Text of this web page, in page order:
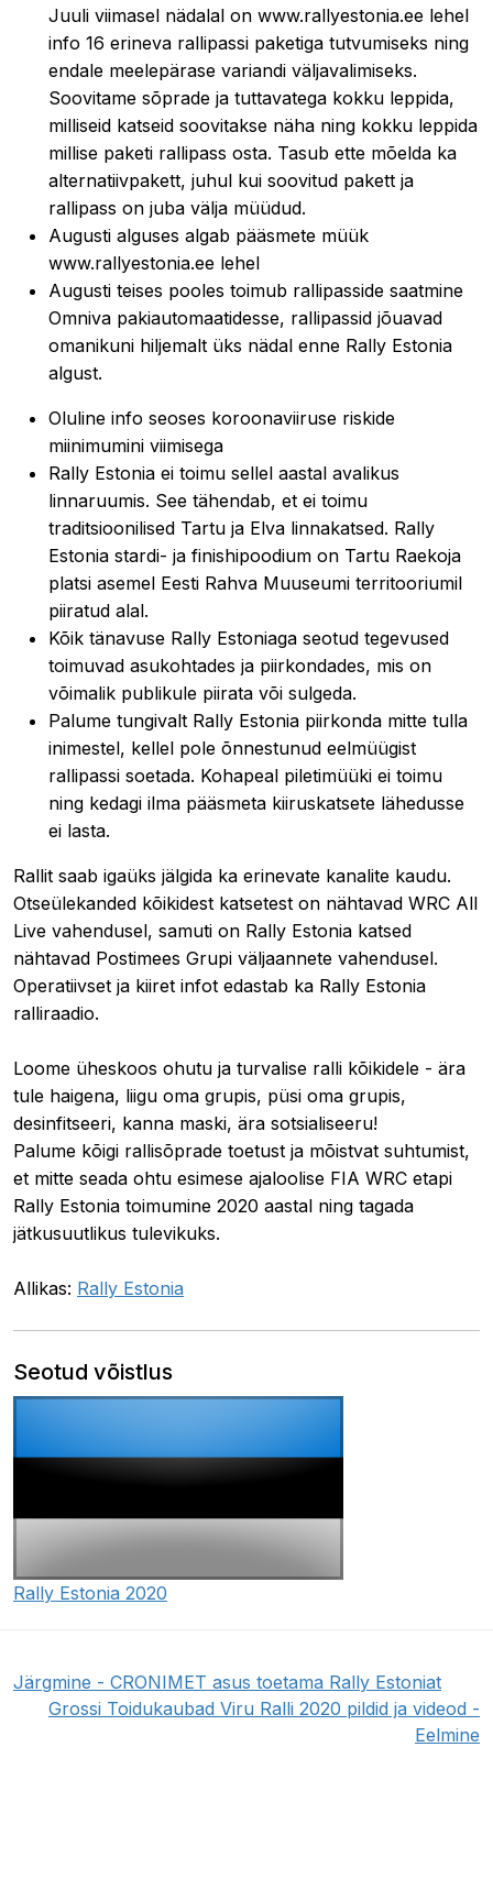
Juuli viimasel nädalal on www.rallyestonia.ee lehel
info 16 erineva rallipassi paketiga tutvumiseks ning
endale meelepärase variandi väljavalimiseks.
Soovitame sõprade ja tuttavatega kokku leppida,
milliseid katseid soovitakse näha ning kokku leppida
millise paketi rallipass osta. Tasub ette mõelda ka
alternatiivpakett, juhul kui soovitud pakett ja
rallipass on juba välja müüdud.
Augusti alguses algab pääsmete müük
www.rallyestonia.ee lehel
Augusti teises pooles toimub rallipasside saatmine
Omniva pakiautomaatidesse, rallipassid jõuavad
omanikuni hiljemalt üks nädal enne Rally Estonia
algust.
Oluline info seoses koroonaviiruse riskide
miinimumini viimisega
Rally Estonia ei toimu sellel aastal avalikus
linnaruumis. See tähendab, et ei toimu
traditsioonilised Tartu ja Elva linnakatsed. Rally
Estonia stardi- ja finishipoodium on Tartu Raekoja
platsi asemel Eesti Rahva Muuseumi territooriumil
piiratud alal.
Kõik tänavuse Rally Estoniaga seotud tegevused
toimuvad asukohtades ja piirkondades, mis on
võimalik publikule piirata või sulgeda.
Palume tungivalt Rally Estonia piirkonda mitte tulla
inimestel, kellel pole õnnestunud eelmüügist
rallipassi soetada. Kohapeal piletimüüki ei toimu
ning kedagi ilma pääsmeta kiiruskatsete lähedusse
ei lasta.
Rallit saab igaüks jälgida ka erinevate kanalite kaudu.
Otseülekanded kõikidest katsetest on nähtavad WRC All
Live vahendusel, samuti on Rally Estonia katsed
nähtavad Postimees Grupi väljaannete vahendusel.
Operatiivset ja kiiret infot edastab ka Rally Estonia
ralliraadio.
Loome üheskoos ohutu ja turvalise ralli kõikidele - ära
tule haigena, liigu oma grupis, püsi oma grupis,
desinfitseeri, kanna maski, ära sotsialiseeru!
Palume kõigi rallisõprade toetust ja mõistvat suhtumist,
et mitte seada ohtu esimese ajaloolise FIA WRC etapi
Rally Estonia toimumine 2020 aastal ning tagada
jätkusuutlikus tulevikuks.
Allikas: Rally Estonia
Seotud võistlus
Rally Estonia 2020
Järgmine - CRONIMET asus toetama Rally Estoniat
Grossi Toidukaubad Viru Ralli 2020 pildid ja videod -
Eelmine